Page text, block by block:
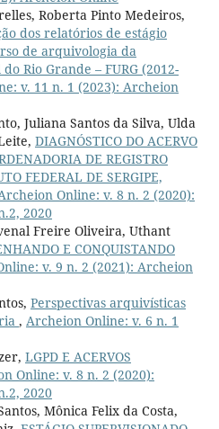
Roberta Pinto Medeiros,
dos relatórios de estágio
de arquivologia da
Rio Grande – FURG (2012-
v. 11 n. 1 (2023): Archeion
Juliana Santos da Silva, Ulda
DIAGNÓSTICO DO ACERVO
DE REGISTRO
FEDERAL DE SERGIPE,
Online: v. 8 n. 2 (2020):
2020
Freire Oliveira, Uthant
E CONQUISTANDO
v. 9 n. 2 (2021): Archeion
Perspectivas arquivísticas
, Archeion Online: v. 6 n. 1
LGPD E ACERVOS
Online: v. 8 n. 2 (2020):
2020
Mônica Felix da Costa,